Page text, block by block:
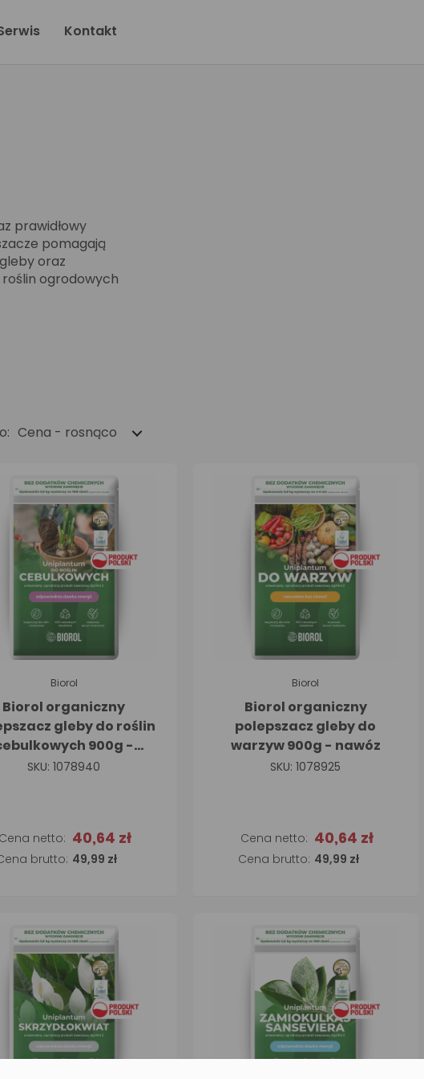
Kontakt
prawidłowy
pomagają
oraz
ogrodowych
Cena - rosnąco
Biorol
Biorol organiczny
gleby do roślin
900g -
nawóz
SKU: 1078940
49,99 zł
40,64 zł
Dodaj do koszyka
Biorol
Biorol organiczny
polepszacz gleby do
warzyw 900g - nawóz
SKU: 1078925
49,99 zł
40,64 zł
Dodaj do koszyka